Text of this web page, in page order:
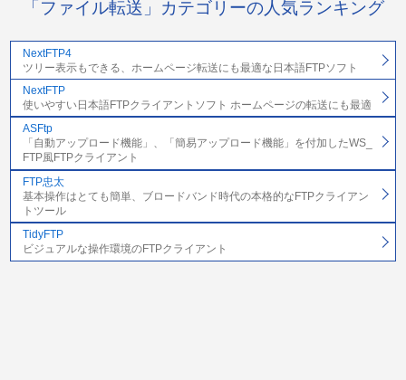
「ファイル転送」カテゴリーの人気ランキング
NextFTP4
ツリー表示もできる、ホームページ転送にも最適な日本語FTPソフト
NextFTP
使いやすい日本語FTPクライアントソフト ホームページの転送にも最適
ASFtp
「自動アップロード機能」、「簡易アップロード機能」を付加したWS_
FTP風FTPクライアント
FTP忠太
基本操作はとても簡単、ブロードバンド時代の本格的なFTPクライアン
トツール
TidyFTP
ビジュアルな操作環境のFTPクライアント